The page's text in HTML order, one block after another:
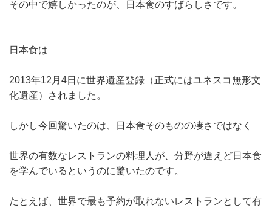
その中で嬉しかったのが、日本食のすばらしさです。
日本食は
2013年12月4日に世界遺産登録（正式にはユネスコ無形文
化遺産）されました。
しかし今回驚いたのは、日本食そのものの凄さではなく
世界の有数なレストランの料理人が、分野が違えど日本食
を学んでいるというのに驚いたのです。
たとえば、世界で最も予約が取れないレストランとして有